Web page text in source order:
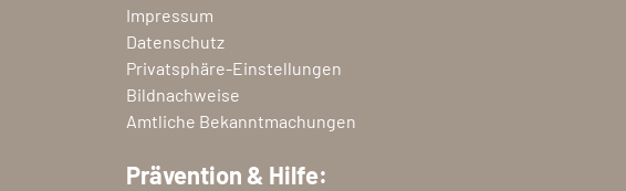
Impressum
Datenschutz
Privatsphäre-Einstellungen
Bildnachweise
Amtliche Bekanntmachungen
Prävention & Hilfe: